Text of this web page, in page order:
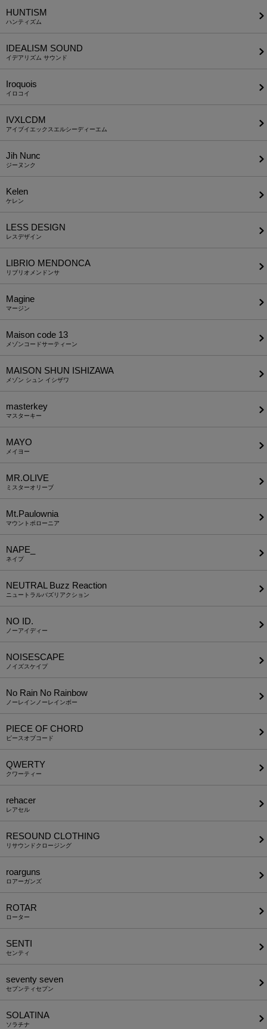
HUNTISM
ハンティズム
IDEALISM SOUND
イデアリズム サウンド
Iroquois
イロコイ
IVXLCDM
アイブイエックスエルシーディーエム
Jih Nunc
ジーヌンク
Kelen
ケレン
LESS DESIGN
レスデザイン
LIBRIO MENDONCA
リブリオメンドンサ
Magine
マージン
Maison code 13
メゾンコードサーティーン
MAISON SHUN ISHIZAWA
メゾン シュン イシザワ
masterkey
マスターキー
MAYO
メイヨー
MR.OLIVE
ミスターオリーブ
Mt.Paulownia
マウントポローニア
NAPE_
ネイプ
NEUTRAL Buzz Reaction
ニュートラルバズリアクション
NO ID.
ノーアイディー
NOISESCAPE
ノイズスケイプ
No Rain No Rainbow
ノーレインノーレインボー
PIECE OF CHORD
ピースオブコード
QWERTY
クワーティー
rehacer
レアセル
RESOUND CLOTHING
リサウンドクロージング
roarguns
ロアーガンズ
ROTAR
ローター
SENTI
センティ
seventy seven
セブンティセブン
SOLATINA
ソラチナ